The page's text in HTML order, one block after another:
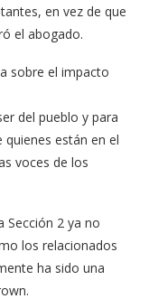
en vez de que
el abogado.
sobre el impacto
del pueblo y para
están en el
voces de los
Sección 2 ya no
los relacionados
ha sido una